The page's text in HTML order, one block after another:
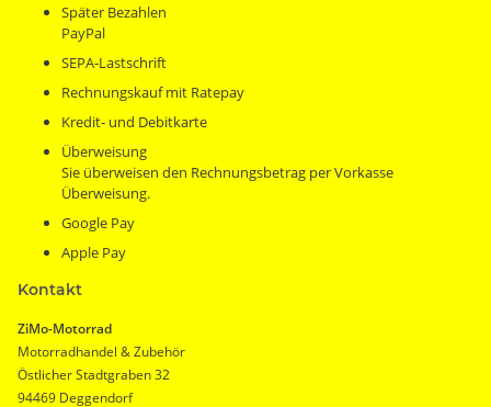
Später Bezahlen
PayPal
SEPA-Lastschrift
Rechnungskauf mit Ratepay
Kredit- und Debitkarte
Überweisung
Sie überweisen den Rechnungsbetrag per Vorkasse
Überweisung.
Google Pay
Apple Pay
Kontakt
ZiMo-Motorrad
Motorradhandel & Zubehör
Östlicher Stadtgraben 32
94469 Deggendorf